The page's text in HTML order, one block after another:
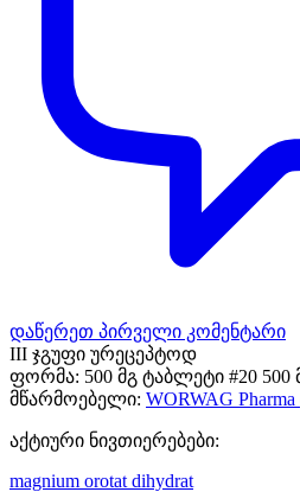
დაწერეთ პირველი კომენტარი
III ჯგუფი ურეცეპტოდ
ფორმა: 500 მგ ტაბლეტი #20
მწარმოებელი: WORWAG Pharma
აქტიური ნივთიერებები:
magnium orotat dihydrat